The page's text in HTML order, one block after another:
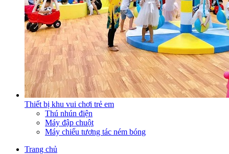
Thiết bị khu vui chơi trẻ em
Thú nhún điện
Máy đập chuột
Máy chiếu tương tác ném bóng
Trang chủ